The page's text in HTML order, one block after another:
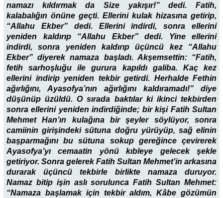
namazı kıldırmak da Size yakışır!” dedi. Fatih,
kalabalığın önüne geçti. Ellerini kulak hizasına getirip,
“Allahu Ekber” dedi. Ellerini indirdi, sonra ellerini
yeniden kaldırıp “Allahu Ekber” dedi. Yine ellerini
indirdi, sonra yeniden kaldırıp üçüncü kez “Allahu
Ekber” diyerek namaza başladı. Akşemsettin: “Fatih,
fetih sarhoşluğu ile gurura kapıldı galiba. Kaç kez
ellerini indirip yeniden tekbir getirdi. Herhalde Fethin
ağırlığını, Ayasofya’nın ağırlığını kaldıramadı!” diye
düşünüp üzüldü. O sırada baktılar ki ikinci tekbirden
sonra ellerini yeniden indirdiğinde; bir kişi Fatih Sultan
Mehmet Han’ın kulağına bir şeyler söylüyor, sonra
camiinin girişindeki sütuna doğru yürüyüp, sağ elinin
başparmağını bu sütuna sokup gereğince çevirerek
Ayasofya’yı cemaatin yönü kıbleye gelecek şekle
getiriyor. Sonra gelerek Fatih Sultan Mehmet’in arkasına
durarak üçüncü tekbirle birlikte namaza duruyor.
Namaz bitip işin aslı sorulunca Fatih Sultan Mehmet:
“Namaza başlamak için tekbir aldım, Kâbe gözümün